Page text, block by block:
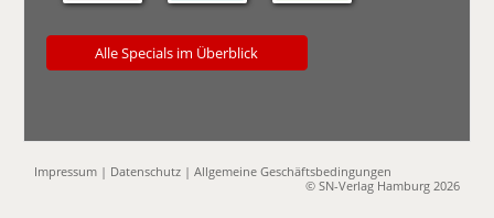
Alle Specials im Überblick
Impressum | Datenschutz |Allgemeine Geschäftsbedingungen
© SN-Verlag Hamburg 2026